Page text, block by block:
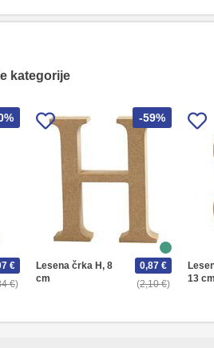
kategorije
€
€
-59%
Lesena črka H, 8
cm
2,10 €
0,87 €
13 cm